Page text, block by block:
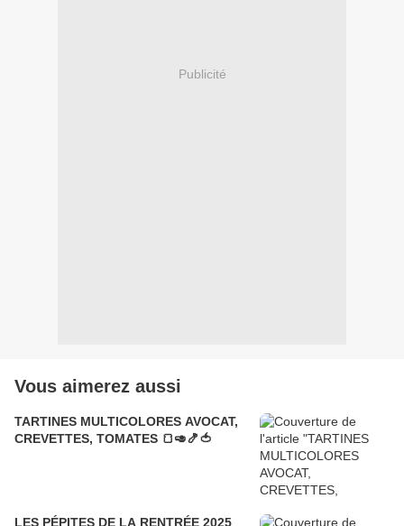
Publicité
Vous aimerez aussi
TARTINES MULTICOLORES AVOCAT,
CREVETTES, TOMATES 🍞🥑🍤🍅
LES PÉPITES DE LA RENTRÉE 2025